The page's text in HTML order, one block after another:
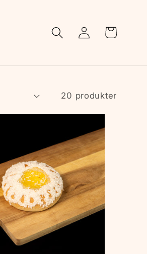
Logg
inn
Handlekurv
20 produkter